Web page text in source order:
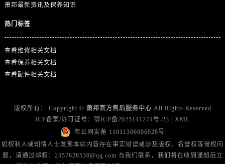
澳门特别行政区望德堂区塔石广场萧邦售后服务中心（需提前预约）
福建省厦门市思明区湖滨东路95号万象城华润大厦B座11层1104室萧邦售后服务中心（需提前预约）
广东省潮州市潮安区新风路与潮汕路交汇处萧邦售后服务中心（需提前预约）
萧邦最新资讯及保养知识
热门标签
查看维修相关文档
查看保养相关文档
查看配件相关文档
版权所有： Copyright © 萧邦官方售后服务中心 All Rights Reserved
ICP备案/许可证号： 鄂ICP备2025141274号-23
XML
粤公网安备 11011306006028号
如权利人或知情人士发现本站内容存在事实错误或涉及版权、名誉权等侵权问
题，请通过邮箱：2557628530@qq.com 与我们联系，我们将在收到通知后立